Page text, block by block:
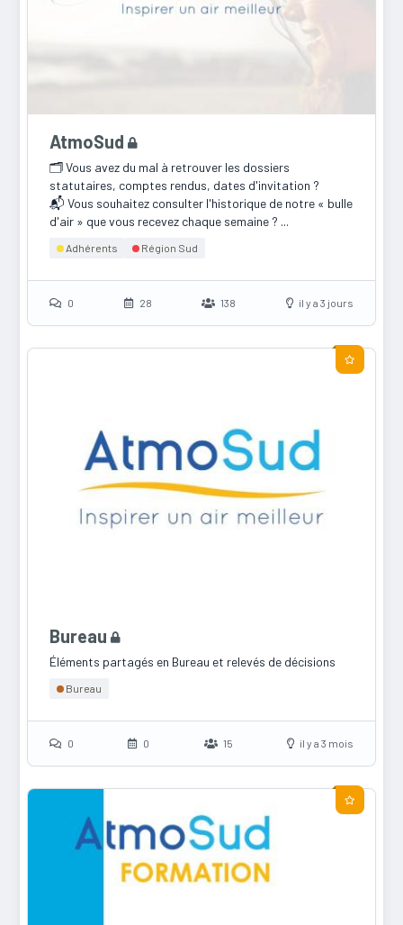
AtmoSud
🗂️ Vous avez du mal à retrouver les dossiers
statutaires, comptes rendus, dates d'invitation ?
📬 Vous souhaitez consulter l'historique de notre « bulle
d'air » que vous recevez chaque semaine ? ...
Adhérents Région Sud
0 28 138 il y a 3 jours
Bureau
Éléments partagés en Bureau et relevés de décisions
Bureau
0 0 15 il y a 3 mois